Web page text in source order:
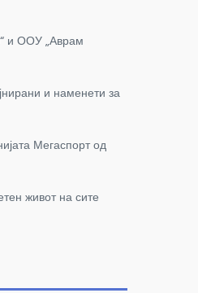
и ООУ „Аврам
и наменети за
Мегаспорт од
живот на сите